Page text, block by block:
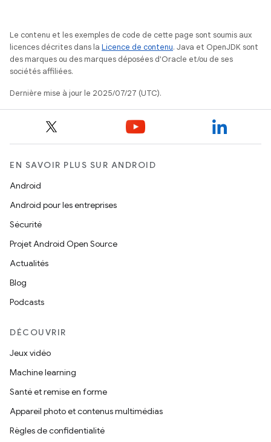
Le contenu et les exemples de code de cette page sont soumis aux
licences décrites dans la Licence de contenu. Java et OpenJDK sont
des marques ou des marques déposées d'Oracle et/ou de ses
sociétés affiliées.
Dernière mise à jour le 2025/07/27 (UTC).
EN SAVOIR PLUS SUR ANDROID
Android
Android pour les entreprises
Sécurité
Projet Android Open Source
Actualités
Blog
Podcasts
DÉCOUVRIR
Jeux vidéo
Machine learning
Santé et remise en forme
Appareil photo et contenus multimédias
Règles de confidentialité